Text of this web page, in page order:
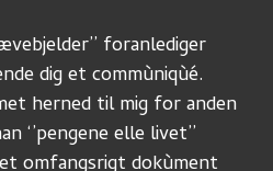
foranlediger
dig et commùniqùé.
herned til mig for anden
‘’pengene elle livet’’